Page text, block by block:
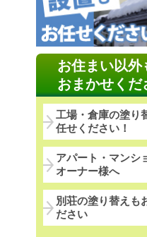
お住まい以外
おまかせくだ
工場・倉庫の塗り
任せください！
アパート・マンシ
オーナー様へ
別荘の塗り替えも
ださい